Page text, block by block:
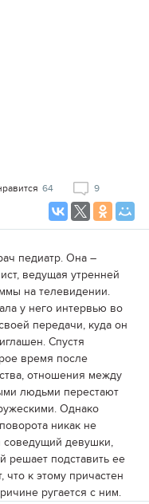
64 9
педиатр. Она –
ведущая утренней
на телевидении.
у него интервью во
передачи, куда он
Спустя
время после
отношения между
людьми перестают
Однако
никак не
соведущий девушки,
решает подставить ее
к этому причастен
ругается с ним.